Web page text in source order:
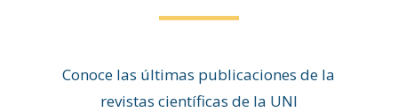
Conoce las últimas publicaciones de la
revistas científicas de la UNI